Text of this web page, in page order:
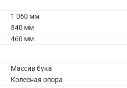
1 060 мм
340 мм
460 мм
Массив бука
Колесная опора